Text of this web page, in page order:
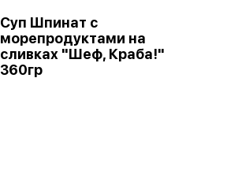
Суп Шпинат с
морепродуктами на
сливках "Шеф, Краба!"
360гр